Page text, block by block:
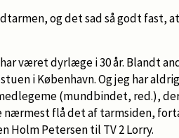
og det sad så godt fast,
været dyrlæge i 30 år. Blandt
i København. Og jeg har
(mundbindet, red.),
nærmest flå det af tarmsiden,
Holm Petersen til TV 2 Lorry.